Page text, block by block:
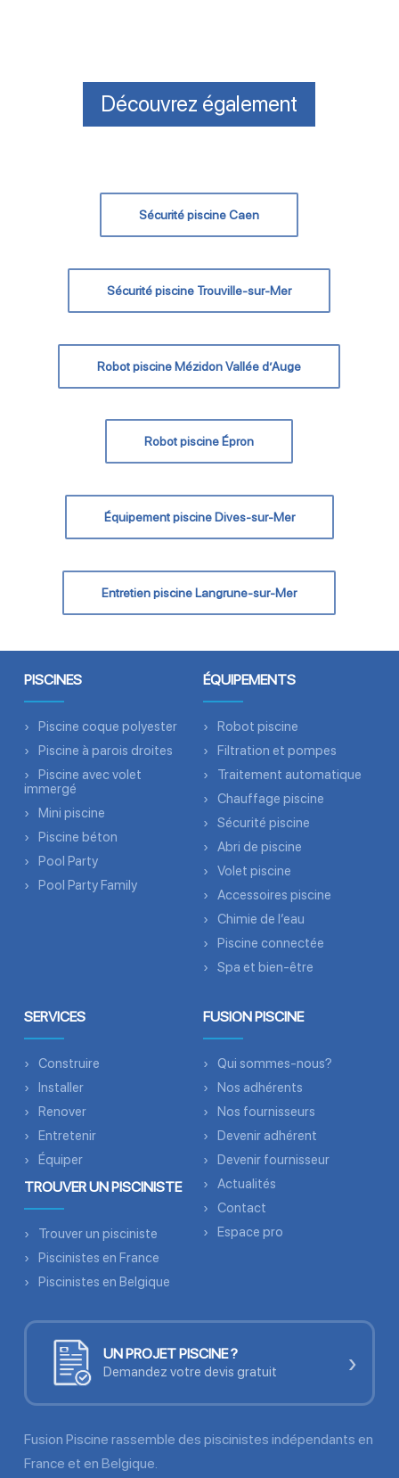
Découvrez également
Sécurité piscine Caen
Sécurité piscine Trouville-sur-Mer
Robot piscine Mézidon Vallée d’Auge
Robot piscine Épron
Équipement piscine Dives-sur-Mer
Entretien piscine Langrune-sur-Mer
PISCINES
Piscine coque polyester
Piscine à parois droites
Piscine avec volet
immergé
Mini piscine
Piscine béton
Pool Party
Pool Party Family
ÉQUIPEMENTS
Robot piscine
Filtration et pompes
Traitement automatique
Chauffage piscine
Sécurité piscine
Abri de piscine
Volet piscine
Accessoires piscine
Chimie de l’eau
Piscine connectée
Spa et bien-être
SERVICES
Construire
Installer
Renover
Entretenir
Équiper
TROUVER UN PISCINISTE
Trouver un pisciniste
Piscinistes en France
Piscinistes en Belgique
FUSION PISCINE
Qui sommes-nous?
Nos adhérents
Nos fournisseurs
Devenir adhérent
Devenir fournisseur
Actualités
Contact
Espace pro
UN PROJET PISCINE ?
Demandez votre devis gratuit ›
Fusion Piscine rassemble des piscinistes indépendants en
France et en Belgique.